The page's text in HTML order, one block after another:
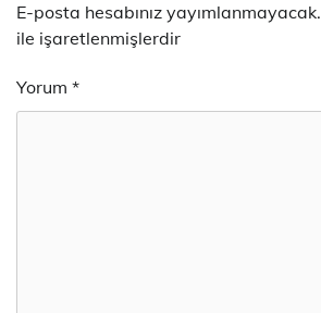
E-posta hesabınız yayımlanmayacak.
ile işaretlenmişlerdir
Yorum *